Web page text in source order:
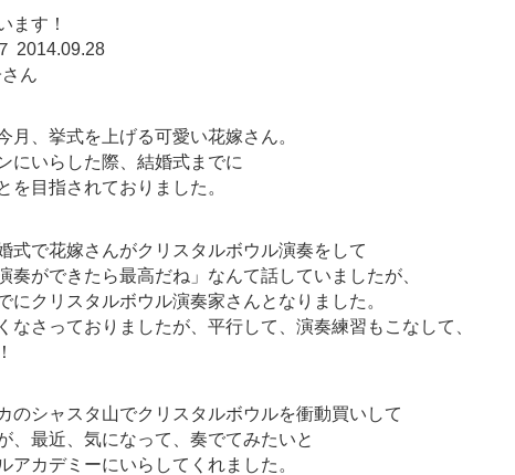
ます！
2014.09.28
ん
月、挙式を上げる可愛い花嫁さん。
にいらした際、結婚式までに
を目指されておりました。
式で花嫁さんがクリスタルボウル演奏をして
奏ができたら最高だね」なんて話していましたが、
にクリスタルボウル演奏家さんとなりました。
なさっておりましたが、平行して、演奏練習もこなして、
のシャスタ山でクリスタルボウルを衝動買いして
、最近、気になって、奏でてみたいと
アカデミーにいらしてくれました。